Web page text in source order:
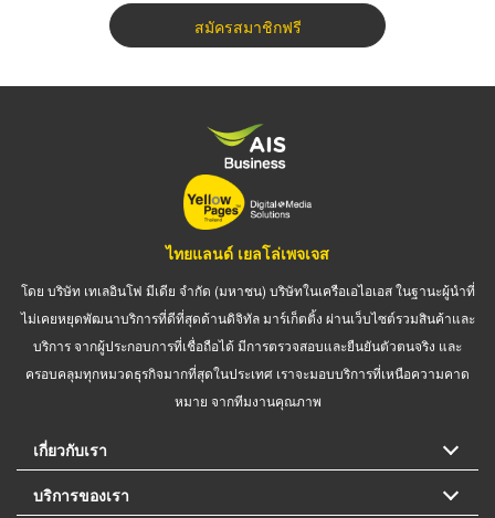
สมัครสมาชิกฟรี
ไทยแลนด์ เยลโล่เพจเจส
โดย บริษัท เทเลอินโฟ มีเดีย จำกัด (มหาชน) บริษัทในเครือเอไอเอส ในฐานะผู้นำที่
ไม่เคยหยุดพัฒนาบริการที่ดีที่สุดด้านดิจิทัล มาร์เก็ตติ้ง ผ่านเว็บไซต์รวมสินค้าและ
บริการ จากผู้ประกอบการที่เชื่อถือได้ มีการตรวจสอบและยืนยันตัวตนจริง และ
ครอบคลุมทุกหมวดธุรกิจมากที่สุดในประเทศ เราจะมอบบริการที่เหนือความคาด
หมาย จากทีมงานคุณภาพ
เกี่ยวกับเรา
บริการของเรา